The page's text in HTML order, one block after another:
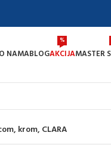
O NAMABLOGAKCIJA
%
MASTER
krom, CLARA